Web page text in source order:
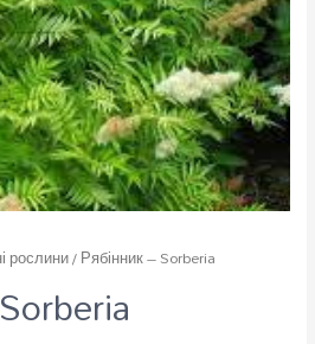
рослини/ Рябінник – Sorberia